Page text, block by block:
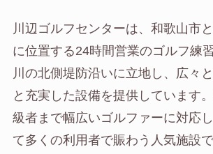
川辺ゴルフセンターは、和歌山市
に位置する24時間営業のゴルフ練
川の北側堤防沿いに立地し、広々
と充実した設備を提供しています
級者まで幅広いゴルファーに対応
て多くの利用者で賑わう人気施設で